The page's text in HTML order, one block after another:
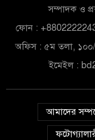
সম্পাদক ও
ফোন :
অফিস : ৫ম তলা, ১০০/
ইমেইল :
আমাদের